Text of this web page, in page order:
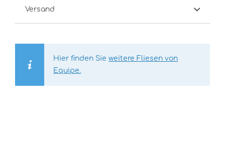
Versand
Hier finden Sieweitere Fliesen von
Equipe.